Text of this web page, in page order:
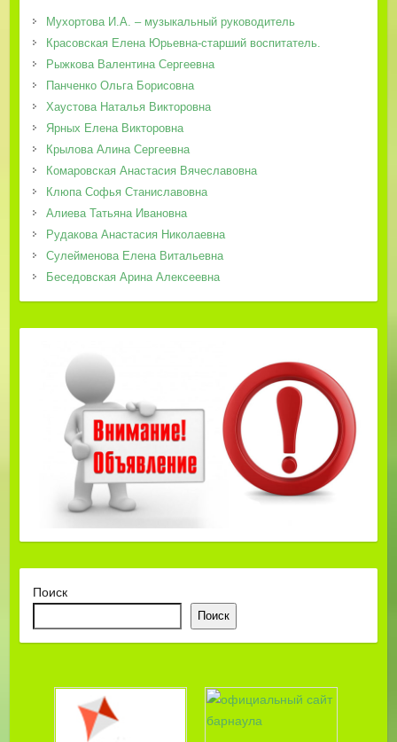
Мухортова И.А. – музыкальный руководитель
Красовская Елена Юрьевна-старший воспитатель.
Рыжкова Валентина Сергеевна
Панченко Ольга Борисовна
Хаустова Наталья Викторовна
Ярных Елена Викторовна
Крылова Алина Сергеевна
Комаровская Анастасия Вячеславовна
Клюпа Софья Станиславовна
Алиева Татьяна Ивановна
Рудакова Анастасия Николаевна
Сулейменова Елена Витальевна
Беседовская Арина Алексеевна
Поиск
Поиск